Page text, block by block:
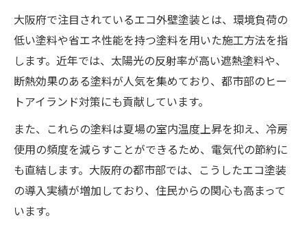
大阪府で注目されているエコ外壁塗装とは、環境負荷の
低い塗料や省エネ性能を持つ塗料を用いた施工方法を指
します。近年では、太陽光の反射率が高い遮熱塗料や、
断熱効果のある塗料が人気を集めており、都市部のヒー
トアイランド対策にも貢献しています。
また、これらの塗料は夏場の室内温度上昇を抑え、冷房
使用の頻度を減らすことができるため、電気代の節約に
も直結します。大阪府の都市部では、こうしたエコ塗装
の導入実績が増加しており、住民からの関心も高まって
います。